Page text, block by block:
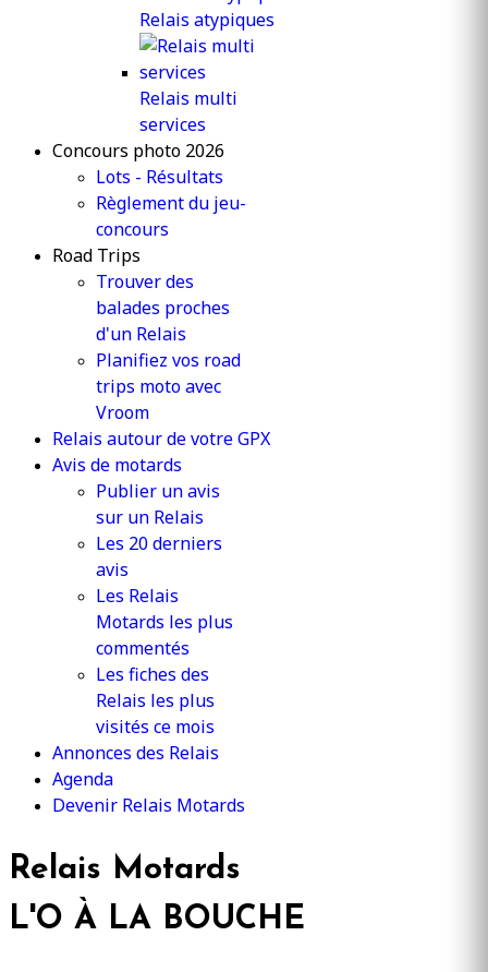
Relais atypiques
Relais multi
services
Concours photo 2026
Lots - Résultats
Règlement du jeu-
concours
Road Trips
Trouver des
balades proches
d'un Relais
Planifiez vos road
trips moto avec
Vroom
Relais autour de votre GPX
Avis de motards
Publier un avis
sur un Relais
Les 20 derniers
avis
Les Relais
Motards les plus
commentés
Les fiches des
Relais les plus
visités ce mois
Annonces des Relais
Agenda
Devenir Relais Motards
Relais Motards
L'O À LA BOUCHE